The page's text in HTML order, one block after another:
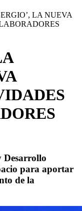
LA NUEVA
Desarrollo
para aportar
de la